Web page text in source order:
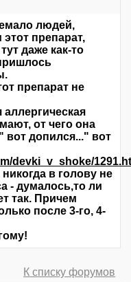
людей,
препарат,
даже как-то
препарат не
аллергическая
от чего она
вот допился..." вот
devki_v_shoke/
в голову не
- думалось,то ли
так. Причем
после 3-го, 4-
К списку форумов